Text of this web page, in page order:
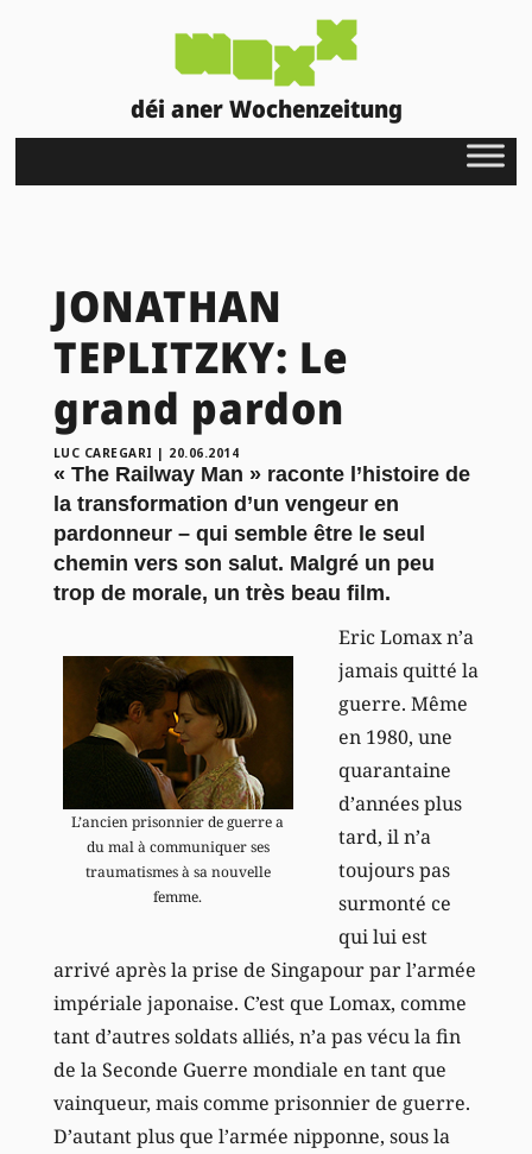
déi aner Wochenzeitung
JONATHAN
TEPLITZKY: Le
grand pardon
LUC CAREGARI | 20.06.2014
« The Railway Man » raconte l’histoire de
la transformation d’un vengeur en
pardonneur – qui semble être le seul
chemin vers son salut. Malgré un peu
trop de morale, un très beau film.
L’ancien prisonnier de guerre a
du mal à communiquer ses
traumatismes à sa nouvelle
femme.
Eric Lomax n’a
jamais quitté la
guerre. Même
en 1980, une
quarantaine
d’années plus
tard, il n’a
toujours pas
surmonté ce
qui lui est
arrivé après la prise de Singapour par l’armée
impériale japonaise. C’est que Lomax, comme
tant d’autres soldats alliés, n’a pas vécu la fin
de la Seconde Guerre mondiale en tant que
vainqueur, mais comme prisonnier de guerre.
D’autant plus que l’armée nipponne, sous la